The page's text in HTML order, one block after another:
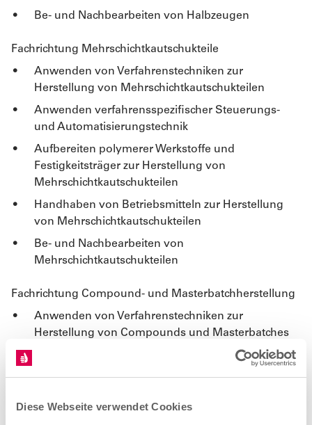
Diese Webseite verwendet Cookies
Be- und Nachbearbeiten von Halbzeugen
Fachrichtung Mehrschichtkautschukteile
Anwenden von Verfahrenstechniken zur
Herstellung von Mehrschichtkautschukteilen
Anwenden verfahrensspezifischer Steuerungs-
und Automatisierungstechnik
Aufbereiten polymerer Werkstoffe und
Festigkeitsträger zur Herstellung von
Mehrschichtkautschukteilen
Handhaben von Betriebsmitteln zur Herstellung
von Mehrschichtkautschukteilen
Be- und Nachbearbeiten von
Mehrschichtkautschukteilen
Fachrichtung Compound- und Masterbatchherstellung
Anwenden von Verfahrenstechniken zur
Herstellung von Compounds und Masterbatches
Anwenden von Prüfverfahren